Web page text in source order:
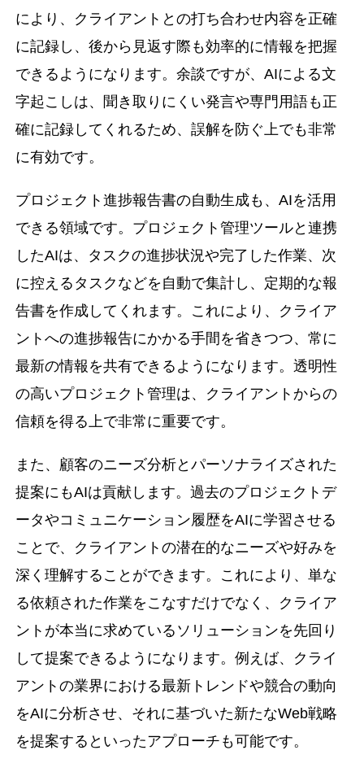
により、クライアントとの打ち合わせ内容を正確
に記録し、後から見返す際も効率的に情報を把握
できるようになります。余談ですが、AIによる文
字起こしは、聞き取りにくい発言や専門用語も正
確に記録してくれるため、誤解を防ぐ上でも非常
に有効です。
プロジェクト進捗報告書の自動生成も、AIを活用
できる領域です。プロジェクト管理ツールと連携
したAIは、タスクの進捗状況や完了した作業、次
に控えるタスクなどを自動で集計し、定期的な報
告書を作成してくれます。これにより、クライア
ントへの進捗報告にかかる手間を省きつつ、常に
最新の情報を共有できるようになります。透明性
の高いプロジェクト管理は、クライアントからの
信頼を得る上で非常に重要です。
また、顧客のニーズ分析とパーソナライズされた
提案にもAIは貢献します。過去のプロジェクトデ
ータやコミュニケーション履歴をAIに学習させる
ことで、クライアントの潜在的なニーズや好みを
深く理解することができます。これにより、単な
る依頼された作業をこなすだけでなく、クライア
ントが本当に求めているソリューションを先回り
して提案できるようになります。例えば、クライ
アントの業界における最新トレンドや競合の動向
をAIに分析させ、それに基づいた新たなWeb戦略
を提案するといったアプローチも可能です。